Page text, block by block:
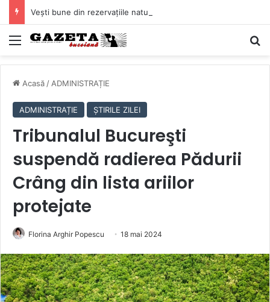
Mediu
Acasă / ADMINISTRAȚIE
ADMINISTRAȚIE ȘTIRILE ZILEI
Tribunalul Bucureşti
suspendă radierea Pădurii
Crâng din lista ariilor
protejate
Florina Arghir Popescu 18 mai 2024